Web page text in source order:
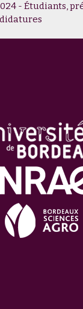
- Étudiants,